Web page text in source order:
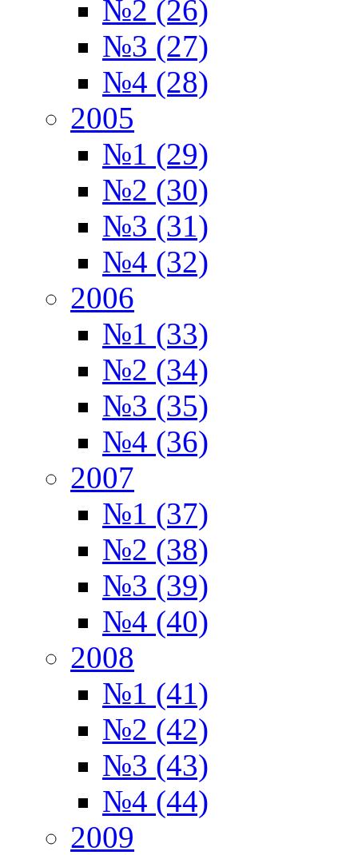
№2 (26)
№3 (27)
№4 (28)
2005
№1 (29)
№2 (30)
№3 (31)
№4 (32)
2006
№1 (33)
№2 (34)
№3 (35)
№4 (36)
2007
№1 (37)
№2 (38)
№3 (39)
№4 (40)
2008
№1 (41)
№2 (42)
№3 (43)
№4 (44)
2009